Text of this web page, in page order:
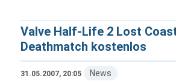
Valve Half-Life 2 Lost
Deathmatch kostenlos
31.05.2007, 20:05 News